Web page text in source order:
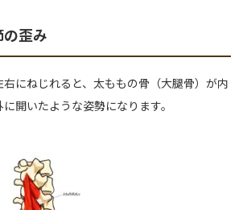
歪み
にねじれると、太ももの骨（大腿骨）が内
開いたような姿勢になります。